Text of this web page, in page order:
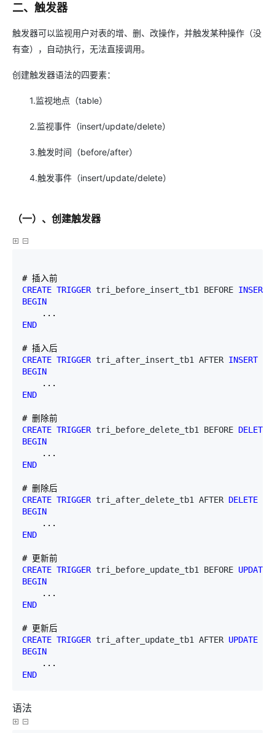
二、触发器
触发器可以监视用户对表的增、删、改操作，并触发某种操作（没
有查），自动执行，无法直接调用。
创建触发器语法的四要素：
1.监视地点（table）
2.监视事件（insert/update/delete）
3.触发时间（before/after）
4.触发事件（insert/update/delete）
（一）、创建触发器
CREATE TRIGGER tri_before_insert_tb1 BEFORE INSERT
BEGIN
END
CREATE TRIGGER tri_after_insert_tb1 AFTER INSERT
BEGIN
END
CREATE TRIGGER tri_before_delete_tb1 BEFORE DELETE
BEGIN
END
CREATE TRIGGER tri_after_delete_tb1 AFTER DELETE
BEGIN
END
CREATE TRIGGER tri_before_update_tb1 BEFORE UPDATE
BEGIN
END
CREATE TRIGGER tri_after_update_tb1 AFTER UPDATE
BEGIN
END
语法